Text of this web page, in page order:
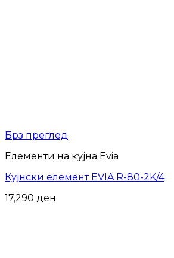
Брз преглед
Елементи на кујна Evia
Кујнски елемент EVIA R-80-2K/4
17,290 ден